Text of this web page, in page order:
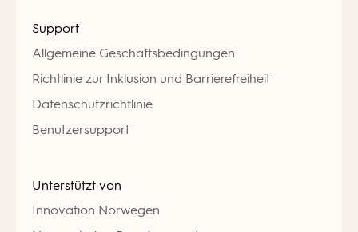
Support
Allgemeine Geschäftsbedingungen
Richtlinie zur Inklusion und Barrierefreiheit
Datenschutzrichtlinie
Benutzersupport
Unterstützt von
Innovation Norwegen